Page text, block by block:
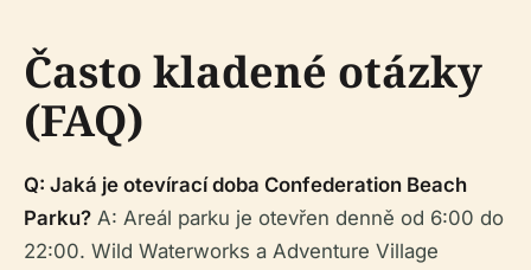
Často kladené otázky
(FAQ)
Q: Jaká je otevírací doba Confederation Beach
Parku? A: Areál parku je otevřen denně od 6:00 do
22:00. Wild Waterworks a Adventure Village